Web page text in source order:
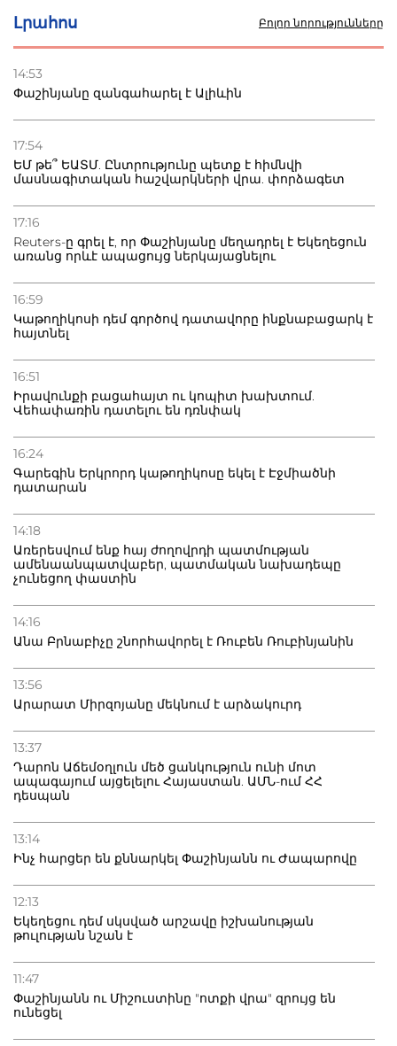
Լրահոս Բոլոր նորությունները
14:53
Փաշինյանը զանգահարել է Ալիևին
17:54
ԵՄ թե՞ ԵԱՏՄ. Ընտրությունը պետք է հիմնվի
մասնագիտական հաշվարկների վրա. փորձագետ
17:16
Reuters-ը գրել է, որ Փաշինյանը մեղադրել է Եկեղեցուն
առանց որևէ ապացույց ներկայացնելու
16:59
Կաթողիկոսի դեմ գործով դատավորը ինքնաբացարկ է
հայտնել
16:51
Իրավունքի բացահայտ ու կոպիտ խախտում.
Վեհափառին դատելու են դռնփակ
16:24
Գարեգին Երկրորդ կաթողիկոսը եկել է Էջմիածնի
դատարան
14:18
Առերեսվում ենք հայ ժողովրդի պատմության
ամենաանպատվաբեր, պատմական նախադեպը
չունեցող փաստին
14:16
Անա Բրնաբիչը շնորհավորել է Ռուբեն Ռուբինյանին
13:56
Արարատ Միրզոյանը մեկնում է արձակուրդ
13:37
Դարոն Աճեմօղլուն մեծ ցանկություն ունի մոտ
ապագայում այցելելու Հայաստան. ԱՄՆ-ում ՀՀ
դեսպան
13:14
Ինչ հարցեր են քննարկել Փաշինյանն ու Ժապարովը
12:13
Եկեղեցու դեմ սկսված արշավը իշխանության
թուլության նշան է
11:47
Փաշինյանն ու Միշուստինը "ոտքի վրա" զրույց են
ունեցել